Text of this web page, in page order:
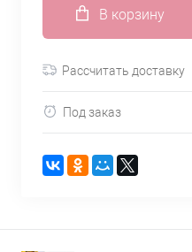
В корзину
Рассчитать доставку
Под заказ